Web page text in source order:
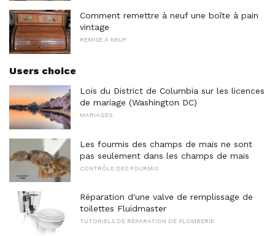
Comment remettre à neuf une boîte à pain
vintage
REMISE À NEUF
Users choice
Lois du District de Columbia sur les licences
de mariage (Washington DC)
MARIAGES
Les fourmis des champs de maïs ne sont
pas seulement dans les champs de maïs
CONTRÔLE DES FOURMIS
Réparation d'une valve de remplissage de
toilettes Fluidmaster
TUTORIELS DE RÉPARATION DE PLOMBERIE